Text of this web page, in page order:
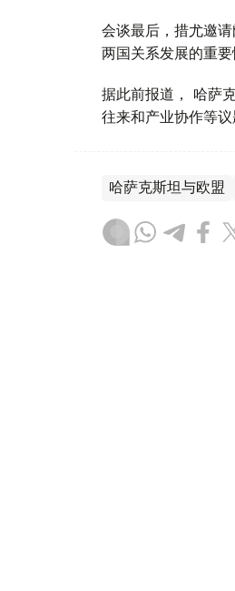
会谈最后，措尤邀
两国关系发展的重要
据此前报道， 哈萨
往来和产业协作等议
哈萨克斯坦与欧盟